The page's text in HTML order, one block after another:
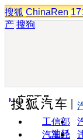
搜狐 ChinaRen
产 搜狗
实用工具
工信部
油耗
汽车经